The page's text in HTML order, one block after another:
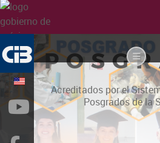
Acreditados por el
Posgrados de la
YouTube